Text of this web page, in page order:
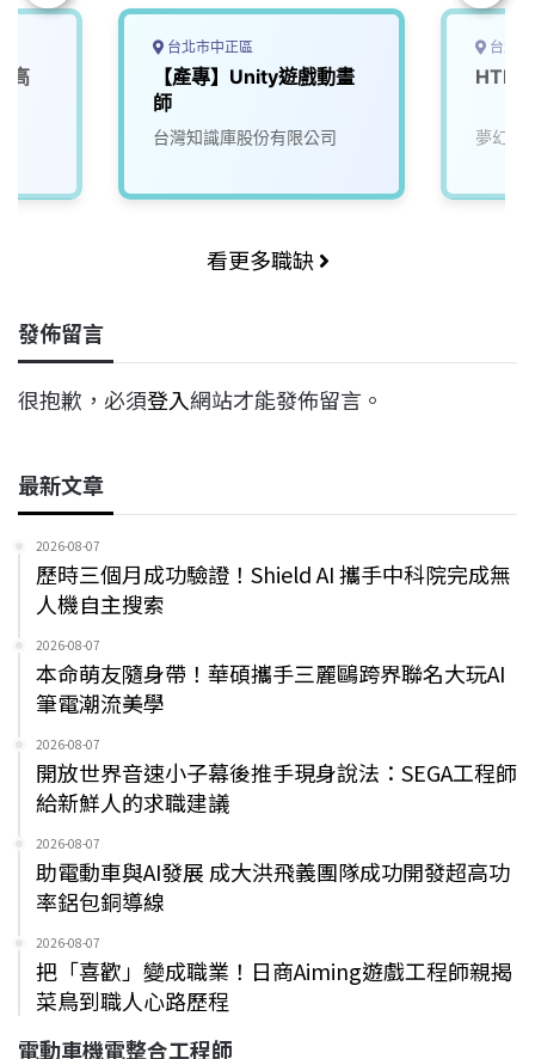
高
台北市中正區
【產專】Unity遊戲動畫
師
台灣知識庫股份有限公司
台北
夢幻互
看更多職缺
發佈留言
很抱歉，必須登入網站才能發佈留言。
最新文章
2026-08-07
歷時三個月成功驗證！Shield AI 攜手中科院完成無
人機自主搜索
2026-08-07
本命萌友隨身帶！華碩攜手三麗鷗跨界聯名大玩AI
筆電潮流美學
2026-08-07
開放世界音速小子幕後推手現身說法：SEGA工程師
給新鮮人的求職建議
2026-08-07
助電動車與AI發展 成大洪飛義團隊成功開發超高功
率鋁包銅導線
2026-08-07
把「喜歡」變成職業！日商Aiming遊戲工程師親揭
菜鳥到職人心路歷程
電動車機電整合工程師